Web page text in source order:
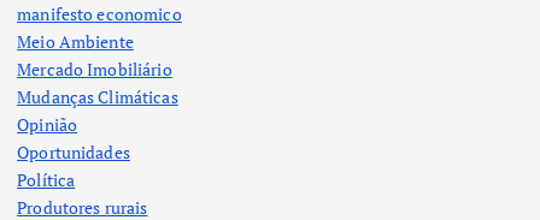
manifesto economico
Meio Ambiente
Mercado Imobiliário
Mudanças Climáticas
Opinião
Oportunidades
Política
Produtores rurais